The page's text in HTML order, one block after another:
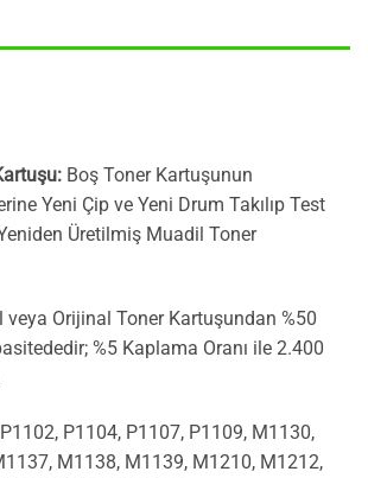
Boş Toner Kartuşunun
Yeni Çip ve Yeni Drum Takılıp Test
Üretilmiş Muadil Toner
veya Orijinal Toner Kartuşundan %50
%5 Kaplama Oranı ile 2.400
P1104, P1107, P1109, M1130,
M1138, M1139, M1210, M1212,